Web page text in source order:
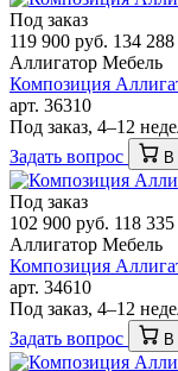
Под заказ
119 900 руб. 134 288
Аллигатор Мебель
Композиция
арт. 36310
Под заказ, 4–12
Задать вопрос
В
Под заказ
102 900 руб. 118
Аллигатор Мебель
Композиция
арт. 34610
Под заказ, 4–12
Задать вопрос
В